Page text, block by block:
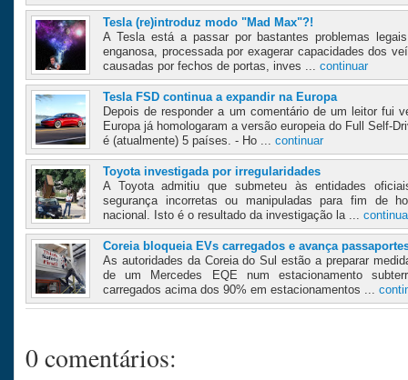
Tesla (re)introduz modo "Mad Max"?!
A Tesla está a passar por bastantes problemas
enganosa, processada por exagerar capacidades dos
causadas por fechos de portas, inves ... continuar
Tesla FSD continua a expandir na Europa
Depois de responder a um comentário de um leitor fui
Europa já homologaram a versão europeia do Full Self-
é (atualmente) 5 países. - Ho ... continuar
Toyota investigada por irregularidades
A Toyota admitiu que submeteu às entidades
segurança incorretas ou manipuladas para fim de
nacional. Isto é o resultado da investigação la ...
Coreia bloqueia EVs carregados e avança
As autoridades da Coreia do Sul estão a preparar
de um Mercedes EQE num estacionamento
carregados acima dos 90% em estacionamentos ...
0 comentários: